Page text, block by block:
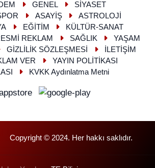
GENEL
SİYASET
ASAYİŞ
ASTROLOJİ
EĞİTİM
KÜLTÜR-SANAT
REKLAM SAĞLIK
YAŞAM
GİZLİLİK SÖZLEŞMESİ
İLETİŞİM
VER
YAYIN POLİTİKASI
KVKK Aydınlatma Metni
Copyright © 2024. Her hakkı saklıdır.